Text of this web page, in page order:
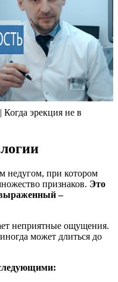
эрекция не в
недугом, при котором
признаков. Это
выраженный –
неприятные ощущения.
может длиться до